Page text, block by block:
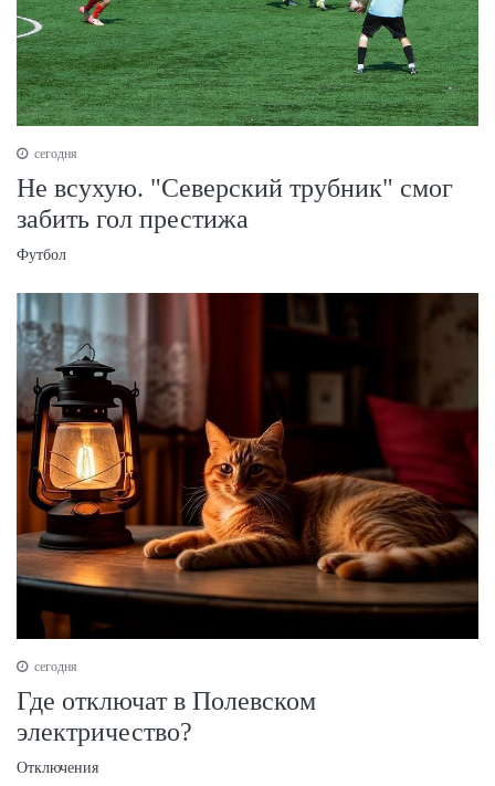
сегодня
Не всухую. "Северский трубник" смог
забить гол престижа
Футбол
сегодня
Где отключат в Полевском
электричество?
Отключения